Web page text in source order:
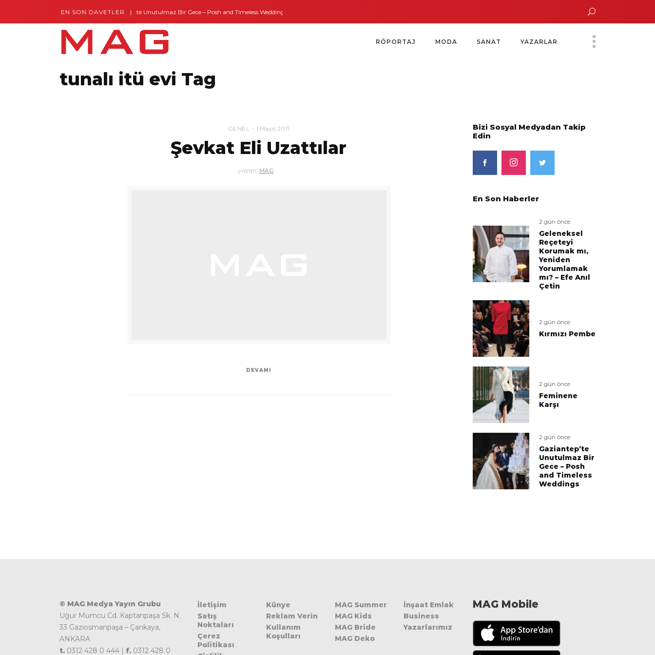
EN SON DAVETLERGaziantep’te Unutulmaz Bir Gece – Posh and Timeless Weddings Yoko Ono Sergisi Özel Bir Davetle Açıldı
RÖPORTAJ MODA SANAT YAZARLAR
tunalı itü evi Tag
GENEL 1 Mayıs 2011
Şevkat Eli Uzattılar
yazan: MAG
DEVAMI
Bizi Sosyal Medyadan Takip
Edin
En Son Haberler
2 gün önce
Geleneksel
Reçeteyi
Korumak mı,
Yeniden
Yorumlamak
mı? – Efe Anıl
Çetin
2 gün önce
Kırmızı Pembe
2 gün önce
Feminene
Karşı
2 gün önce
Gaziantep’te
Unutulmaz Bir
Gece – Posh
and Timeless
Weddings
© MAG Medya Yayın Grubu
Uğur Mumcu Cd. Kaptanpaşa Sk. N.
33 Gaziosmanpaşa – Çankaya,
ANKARA
t. 0312 428 0 444 | f. 0312 428 0
İletişim
Satış
Noktaları
Çerez
Politikası
Künye
Reklam Verin
Kullanım
Koşulları
MAG Summer
MAG Kids
MAG Bride
MAG Deko
İnşaat Emlak
Business
Yazarlarımız
MAG Mobile